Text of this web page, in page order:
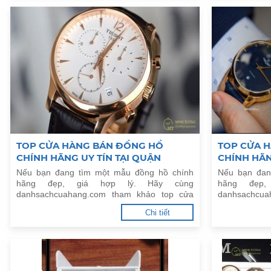
TOP CỬA HÀNG BÁN ĐỒNG HỒ
CHÍNH HÃNG UY TÍN TẠI QUẬN
HOÀNG MAI, HÀ NỘI
Nếu bạn đang tìm một mẫu đồng hồ chính
hãng đẹp, giá hợp lý. Hãy cùng
danhsachcuahang.com tham khảo top cửa
hàng bán đồng hồ chính hãng uy tín tại Quận
Chi tiết
TOP CỬA
CHÍNH
KIẾM, HÀ
Nếu bạn
hãng
hàng bán